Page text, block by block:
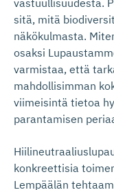
vastuullisuudesta.
sitä, mitä
näkökulmasta.
osaksi
varmistaa, että
mahdollisimman
viimeisintä tietoa
parantamisen
konkreettisia
Lempäälän